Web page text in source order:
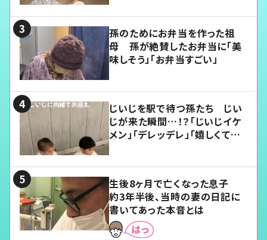
孫のためにお弁当を作った祖
母 孫が絶賛したお弁当に「美
味しそう」「お弁当すごい」
じいじを駅で待つ孫たち じい
じが来た瞬間…！？「じいじイケ
メン」「デレッデレ」「嬉しくて可
生後8ヶ月で亡くなった息子
約3年半後、当時の妻の日記に
書いてあった本音とは